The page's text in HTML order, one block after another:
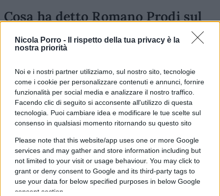
Nicola Porro -
Il rispetto della tua privacy è la
nostra priorità
Noi e i nostri partner utilizziamo, sul nostro sito, tecnologie
come i cookie per personalizzare contenuti e annunci, fornire
funzionalità per social media e analizzare il nostro traffico.
Facendo clic di seguito si acconsente all'utilizzo di questa
tecnologia. Puoi cambiare idea e modificare le tue scelte sul
consenso in qualsiasi momento ritornando su questo sito
Please note that this website/app uses one or more Google
services and may gather and store information including but
not limited to your visit or usage behaviour. You may click to
grant or deny consent to Google and its third-party tags to
use your data for below specified purposes in below Google
consent section.
Cosa ha detto Romano Prodi sul
Alla domanda di
essere stato vittima di una trappola o di aver
sbagliato e soprattutto si aspettava tanto
rumore?”),Romano Prodiriesce nel difficile
miracolo di peggiorare una storia che poteva già
essere chiusa. Chiedere scusa? Giammai. Il
mossa sia aggressiva? Ho intimidito? Ho risposto
tutto alla domanda”.